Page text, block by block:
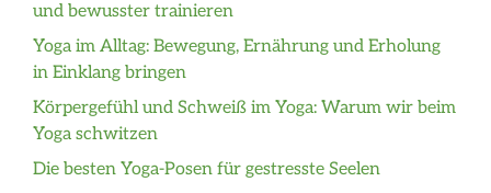
und bewusster trainieren
Yoga im Alltag: Bewegung, Ernährung und Erholung
in Einklang bringen
Körpergefühl und Schweiß im Yoga: Warum wir beim
Yoga schwitzen
Die besten Yoga-Posen für gestresste Seelen